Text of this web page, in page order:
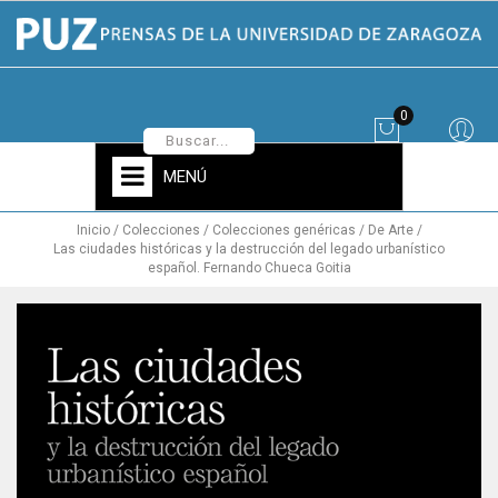
0
MENÚ
Inicio Colecciones Colecciones genéricas
De Arte
Las ciudades históricas y la destrucción del legado urbanístico
español. Fernando Chueca Goitia